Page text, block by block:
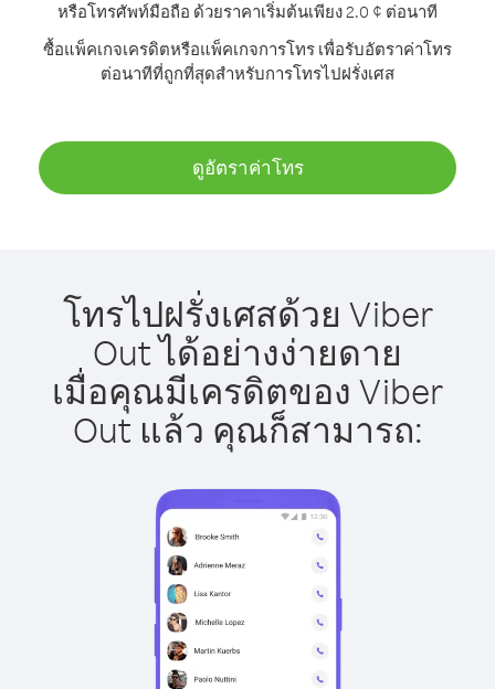
หรือโทรศัพท์มือถือ ด้วยราคาเริ่มต้นเพียง 2.0 ¢ ต่อนาที
ซื้อแพ็คเกจเครดิตหรือแพ็คเกจการโทร เพื่อรับอัตราค่าโทร
ต่อนาทีที่ถูกที่สุดสำหรับการโทรไปฝรั่งเศส
ดูอัตราค่าโทร
โทรไปฝรั่งเศสด้วย Viber
Out ได้อย่างง่ายดาย
เมื่อคุณมีเครดิตของ Viber
Out แล้ว คุณก็สามารถ: